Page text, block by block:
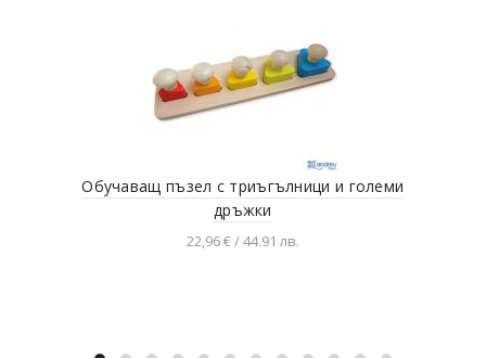
Обучаващ пъзел с триъгълници и големи
дръжки
22,96 € / 44.91 лв.